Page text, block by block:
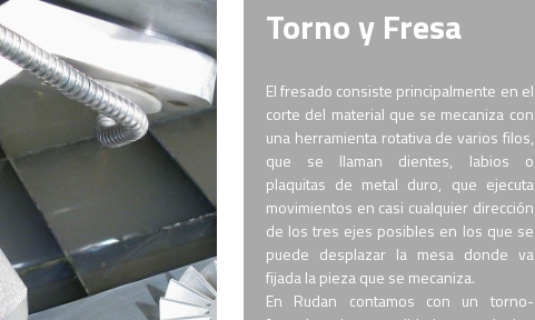
Torno y Fresa
El fresado consiste principalmente en el
corte del material que se mecaniza con
una herramienta rotativa de varios filos,
que se llaman dientes, labios o
plaquitas de metal duro, que ejecuta
movimientos en casi cualquier dirección
de los tres ejes posibles en los que se
puede desplazar la mesa donde va
fijada la pieza que se mecaniza.
En Rudan contamos con un torno-